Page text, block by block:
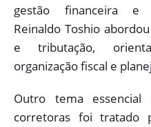
gestão financeira e
Reinaldo Toshio
e tributação,
organização fiscal e
Outro tema
corretoras foi tratado